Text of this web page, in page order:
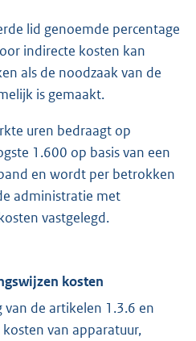
lid genoemde percentage
indirecte kosten kan
als de noodzaak van de
is gemaakt.
uren bedraagt op
1.600 op basis van een
en wordt per betrokken
administratie met
vastgelegd.
kosten
van de artikelen 1.3.6 en
van apparatuur,